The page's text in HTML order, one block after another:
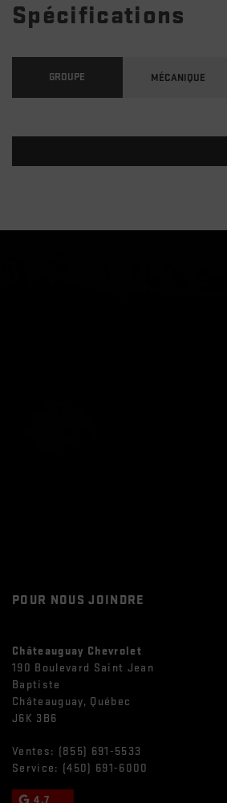
Spécifications
GROUPE MÉCANIQUE
POUR NOUS JOINDRE
Châteauguay Chevrolet
190 Boulevard Saint Jean
Baptiste
Châteauguay, Québec
J6K 3B6
Ventes: (855) 691-5533
Service: (450) 691-6000
4.7